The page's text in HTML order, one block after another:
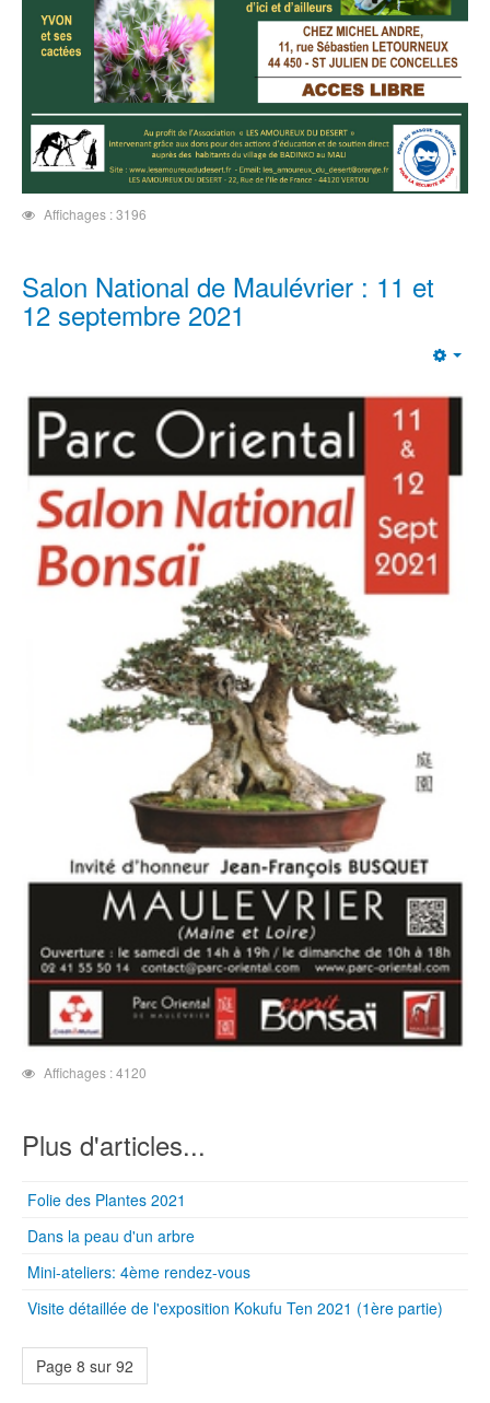
Affichages : 3196
Salon National de Maulévrier : 11 et
12 septembre 2021
Affichages : 4120
Plus d'articles...
Folie des Plantes 2021
Dans la peau d'un arbre
Mini-ateliers: 4ème rendez-vous
Visite détaillée de l'exposition Kokufu Ten 2021 (1ère partie)
Page 8 sur 92